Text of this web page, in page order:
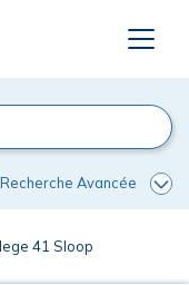
Recherche Avancée
41 Sloop